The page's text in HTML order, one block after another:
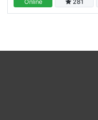
сервер DayZ, где нет
Online 281